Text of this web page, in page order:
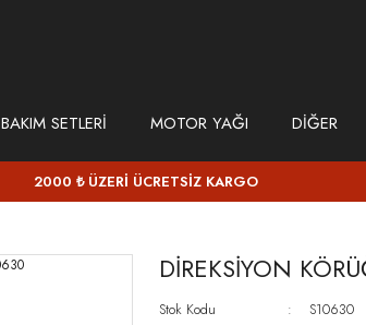
BAKIM SETLERİ MOTOR YAĞI DİĞER
2000 ₺ ÜZERİ ÜCRETSİZ KARGO
DİREKSİYON
Stok Kodu
S10630